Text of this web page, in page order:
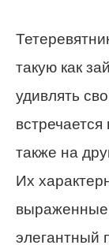
такую как
удивлять
также на
Их
выраженные
элегантный